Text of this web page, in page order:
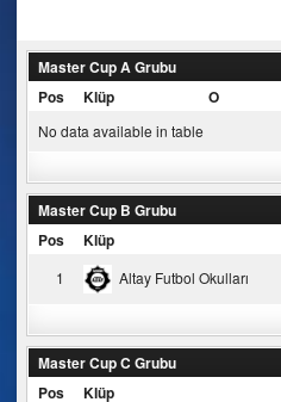
Master Cup A Grubu
Pos
Klüp O
No data available in table
Master Cup B Grubu
Pos
Klüp
1 Altay Futbol Okulları
Master Cup C Grubu
Pos
Klüp